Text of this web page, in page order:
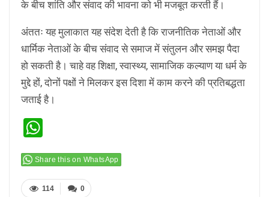
के बीच शांति और संवाद की भावना को भी मजबूत करती हैं।
अंततः यह मुलाकात यह संदेश देती है कि राजनीतिक नेताओं और
धार्मिक नेताओं के बीच संवाद से समाज में संतुलन और समझ पैदा
हो सकती है। चाहे वह शिक्षा, स्वास्थ्य, सामाजिक कल्याण या धर्म के
मुद्दे हों, दोनों पक्षों ने मिलकर इस दिशा में काम करने की प्रतिबद्धता
जताई है।
Share this on WhatsApp
0
114